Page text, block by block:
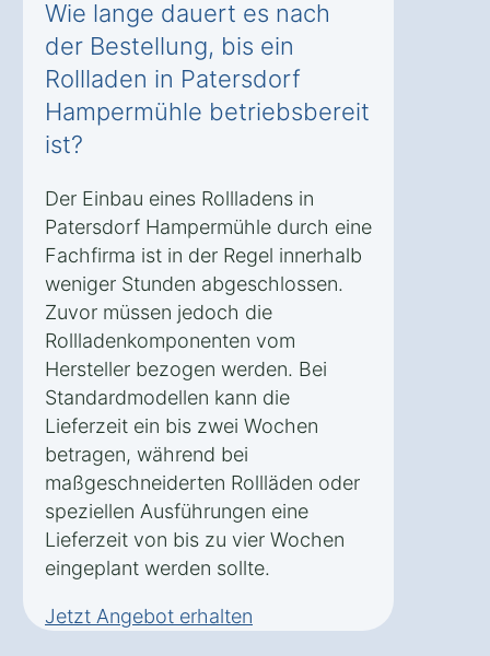
Wie lange dauert es nach
der Bestellung, bis ein
Rollladen in Patersdorf
Hampermühle betriebsbereit
ist?
Der Einbau eines Rollladens in
Patersdorf Hampermühle durch eine
Fachfirma ist in der Regel innerhalb
weniger Stunden abgeschlossen.
Zuvor müssen jedoch die
Rollladenkomponenten vom
Hersteller bezogen werden. Bei
Standardmodellen kann die
Lieferzeit ein bis zwei Wochen
betragen, während bei
maßgeschneiderten Rollläden oder
speziellen Ausführungen eine
Lieferzeit von bis zu vier Wochen
eingeplant werden sollte.
Jetzt Angebot erhalten